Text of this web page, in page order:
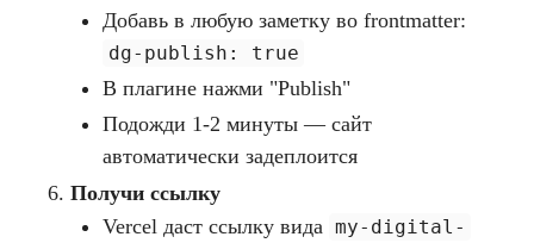
Добавь в любую заметку во frontmatter:
dg-publish: true
В плагине нажми "Publish"
Подожди 1-2 минуты — сайт
автоматически задеплоится
Получи ссылку
Vercel даст ссылку вида my-digital-